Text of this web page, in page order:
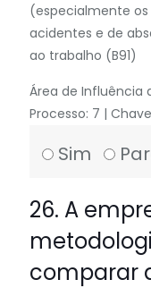
(especialmente os
acidentes e de
ao trabalho (B91)
Área de Influência
Processo: 7 |
Sim
26. A
comparar